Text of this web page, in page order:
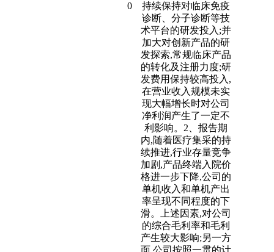
0
持续保持对临床免疫
诊断、分子诊断等技
术平台的研发投入;并
加大对创新产品的研
发探索,常规临床产品
的转化及注册力度;研
发费用保持较高投入,
在营业收入规模未实
现大幅增长时对公司
净利润产生了一定不
利影响。2、报告期
内,随着医疗集采的持
续推进,行业存量竞争
加剧,产品终端入院价
格进一步下降,公司的
单机收入和单机产出
率呈现不同程度的下
滑。上述因素,对公司
的综合毛利率和毛利
产生较大影响;另一方
面,公司按照一贯的计